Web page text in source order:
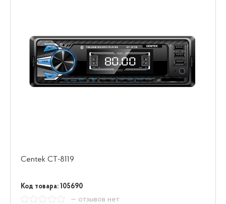
Centek СТ-8119
Код товара: 105690
— отзывов нет